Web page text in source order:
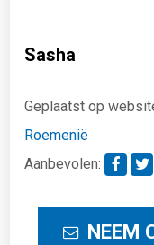
Sasha
Geplaatst op
Roemenië
Aanbevolen:
NEEM